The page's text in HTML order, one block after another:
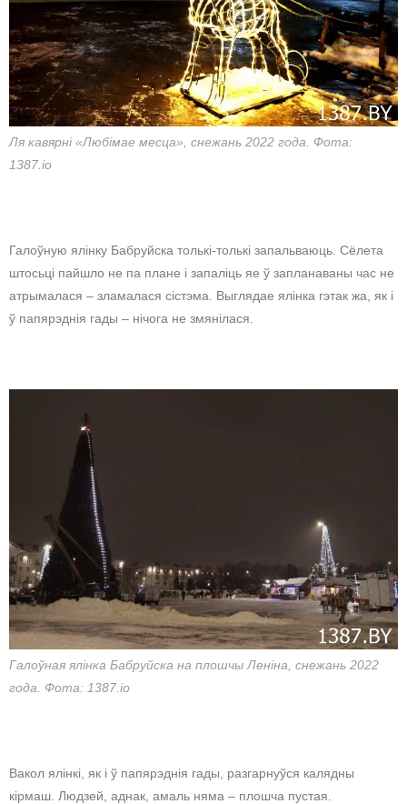
Ля кавярні «Любімае месца», снежань 2022 года. Фота:
1387.io
Галоўную ялінку Бабруйска толькі-толькі запальваюць. Сёлета
штосьці пайшло не па плане і запаліць яе ў запланаваны час не
атрымалася – зламалася сістэма. Выглядае ялінка гэтак жа, як і
ў папярэднія гады – нічога не змянілася.
Галоўная ялінка Бабруйска на плошчы Леніна, снежань 2022
года. Фота: 1387.io
Вакол ялінкі, як і ў папярэднія гады, разгарнуўся калядны
кірмаш. Людзей, аднак, амаль няма – плошча пустая.